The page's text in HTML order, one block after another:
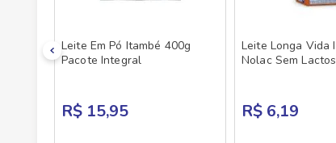
Leite Em Pó Itambé 400g
Pacote Integral
R$ 15,95
Leite Longa Vida
Nolac Sem
R$ 6,19